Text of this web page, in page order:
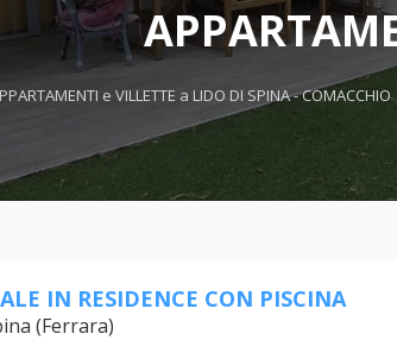
e VILLETTE a LIDO DI SPINA - COMACCHIO
IN RESIDENCE CON PISCINA
(Ferrara)